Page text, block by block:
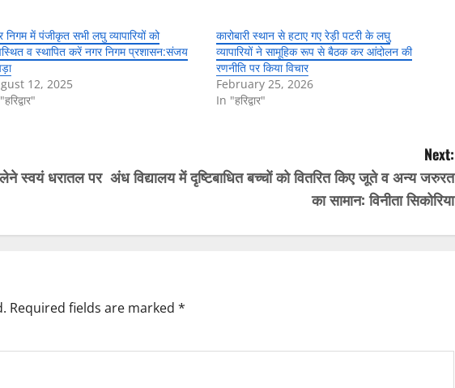
निगम में पंजीकृत सभी लघु व्यापारियों को
व स्थापित करें नगर निगम प्रशासन:संजय
12, 2025
कारोबारी स्थान से हटाए गए रेड़ी पटरी के लघु
व्यापारियों ने सामूहिक रूप से बैठक कर आंदोलन की
रणनीति पर किया विचार
February 25, 2026
In "हरिद्वार"
स्वयं धरातल पर
Next:
अंध विद्यालय में दृष्टिबाधित बच्चों को वितरित किए जूते व अन्य जरुरत
का सामान: विनीता सिकोरिया
Required fields are marked *